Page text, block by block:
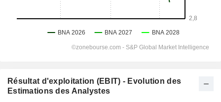
Résultat d'exploitation (EBIT) - Evolution des
Estimations des Analystes